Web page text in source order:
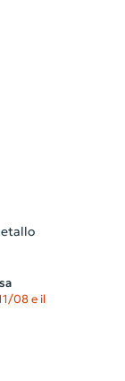
08 e il